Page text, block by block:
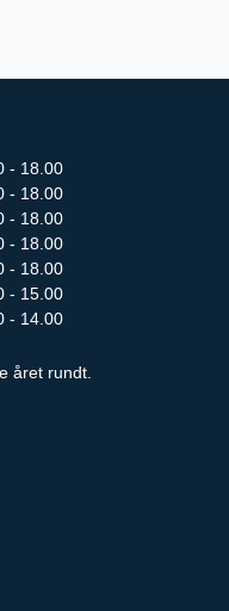
- 18.00
- 18.00
- 18.00
- 18.00
- 18.00
- 15.00
- 14.00
året rundt.